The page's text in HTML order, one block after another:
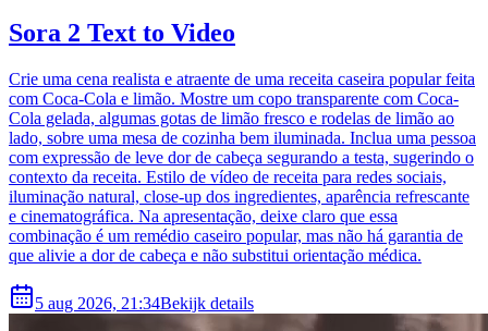
Sora 2 Text to Video
Crie uma cena realista e atraente de uma receita caseira popular feita
com Coca-Cola e limão. Mostre um copo transparente com Coca-
Cola gelada, algumas gotas de limão fresco e rodelas de limão ao
lado, sobre uma mesa de cozinha bem iluminada. Inclua uma pessoa
com expressão de leve dor de cabeça segurando a testa, sugerindo o
contexto da receita. Estilo de vídeo de receita para redes sociais,
iluminação natural, close-up dos ingredientes, aparência refrescante
e cinematográfica. Na apresentação, deixe claro que essa
combinação é um remédio caseiro popular, mas não há garantia de
que alivie a dor de cabeça e não substitui orientação médica.
5 aug 2026, 21:34Bekijk details